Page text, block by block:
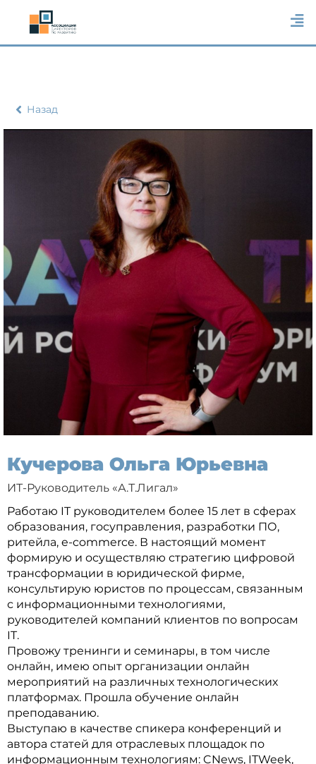
Назад
Кучерова Ольга Юрьевна
ИТ-Руководитель «А.Т.Лигал»
Работаю IT руководителем более 15 лет в сферах
образования, госуправления, разработки ПО,
ритейла, e-commerce. В настоящий момент
формирую и осуществляю стратегию цифровой
трансформации в юридической фирме,
консультирую юристов по процессам, связанным
с информационными технологиями,
руководителей компаний клиентов по вопросам
IT.
Провожу тренинги и семинары, в том числе
онлайн, имею опыт организации онлайн
мероприятий на различных технологических
платформах. Прошла обучение онлайн
преподаванию.
Выступаю в качестве спикера конференций и
автора статей для отраслевых площадок по
информационным технологиям: CNews, ITWeek,